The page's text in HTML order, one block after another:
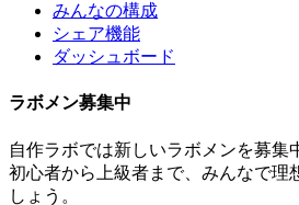
みんなの構成
シェア機能
ダッシュボード
ラボメン募集中
自作ラボでは新しいラボメンを募集
初心者から上級者まで、みんなで理
しょう。